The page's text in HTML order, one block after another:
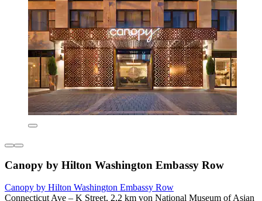
Canopy by Hilton Washington Embassy Row
Canopy by Hilton Washington Embassy Row
Connecticut Ave – K Street, 2,2 km von National Museum of Asian